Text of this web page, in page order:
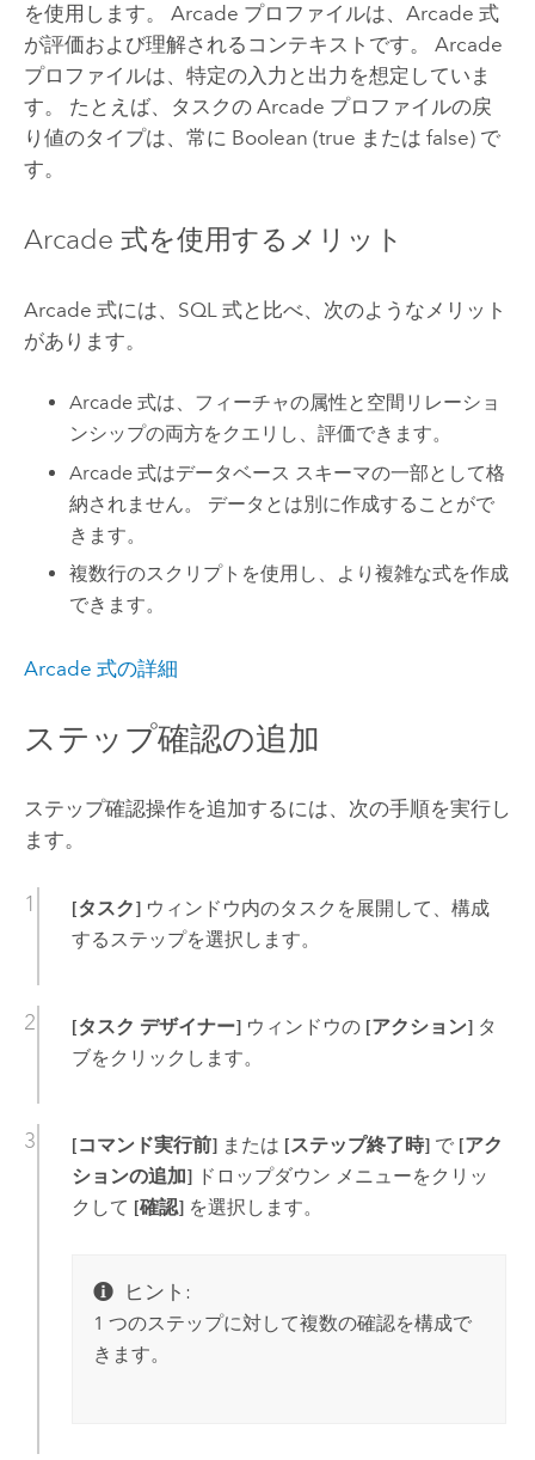
を使用します。 Arcade プロファイルは、 Arcade 式
が評価および理解されるコンテキストです。 Arcade
プロファイルは、特定の入力と出力を想定していま
す。 たとえば、タスクの Arcade プロファイルの戻
り値のタイプは、常に Boolean (true または false) で
す。
Arcade 式を使用するメリット
Arcade 式には、SQL 式と比べ、次のようなメリット
があります。
Arcade 式は、フィーチャの属性と空間リレーショ
ンシップの両方をクエリし、評価できます。
Arcade 式はデータベース スキーマの一部として格
納されません。 データとは別に作成することがで
きます。
複数行のスクリプトを使用し、より複雑な式を作成
できます。
Arcade 式の詳細
ステップ確認の追加
ステップ確認操作を追加するには、次の手順を実行し
ます。
[タスク]ウィンドウ内のタスクを展開して、構成
するステップを選択します。
[タスク デザイナー]ウィンドウの [アクション]タ
ブをクリックします。
[コマンド実行前]または [ステップ終了時]で [アク
ションの追加]ドロップダウン メニューをクリッ
クして [確認]を選択します。
ヒント:
1 つのステップに対して複数の確認を構成で
きます。